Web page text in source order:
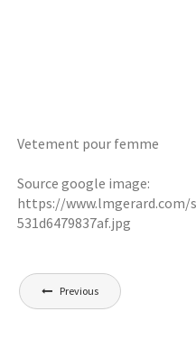
Vetement pour femme
Source google image:
https://
531d6479837af.jpg
Navigation
de
Previous